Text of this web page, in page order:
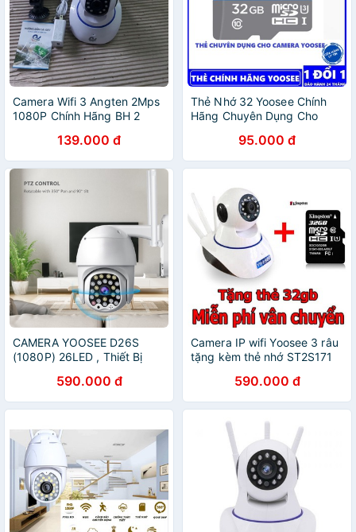
Camera Wifi 3 Angten 2Mps
1080P Chính Hãng BH 2
139.000 đ
Thẻ Nhớ 32 Yoosee Chính
Hãng Chuyên Dụng Cho
Smartphone,.95.000 đ
CAMERA YOOSEE D26S
(1080P) 26LED , Thiết Bị
Wifi Ngoài Trời EVKVO
Yoosee D26S 24 LED
590.000 đ
Camera IP wifi Yoosee 3 râu
tặng kèm thẻ nhớ ST2S171
590.000 đ